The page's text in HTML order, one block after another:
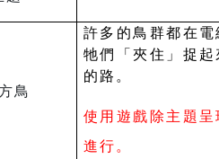
鳥
許多的鳥群都在
牠們「夾住」捉
的路。
使用遊戲除主題
進行。